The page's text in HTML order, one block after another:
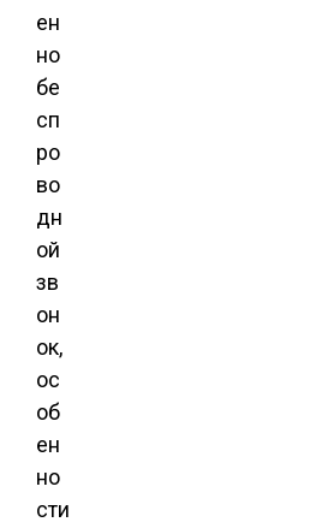
ен
но
бе
сп
ро
во
дн
ой
зв
он
ок,
ос
об
ен
но
сти